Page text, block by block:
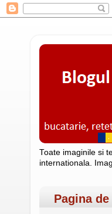
Toate imaginile si
internationala.
Pagina